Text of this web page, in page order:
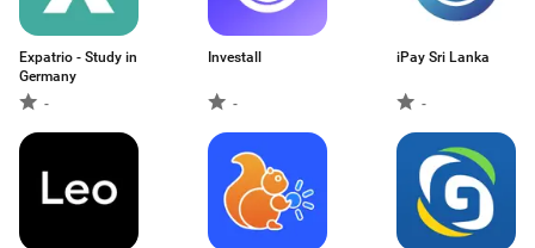
Expatrio - Study in
Germany
-
Investall
-
iPay Sri Lanka
-